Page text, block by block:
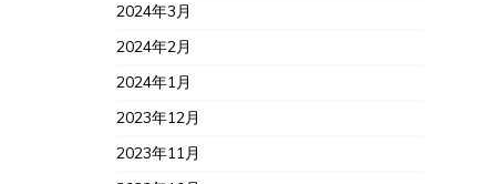
2024年3月
2024年2月
2024年1月
2023年12月
2023年11月